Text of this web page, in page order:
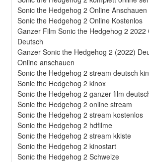
Sonic the Hedgehog 2 Online Anschauen
Sonic the Hedgehog 2 Online Kostenlos
Ganzer Film Sonic the Hedgehog 2 2022
Deutsch
Ganzer Sonic the Hedgehog 2 (2022)
Online anschauen
Sonic the Hedgehog 2 stream deutsch
Sonic the Hedgehog 2 kinox
Sonic the Hedgehog 2 ganzer film
Sonic the Hedgehog 2 online stream
Sonic the Hedgehog 2 stream kostenlos
Sonic the Hedgehog 2 hdfilme
Sonic the Hedgehog 2 stream kkiste
Sonic the Hedgehog 2 kinostart
Sonic the Hedgehog 2 Schweize